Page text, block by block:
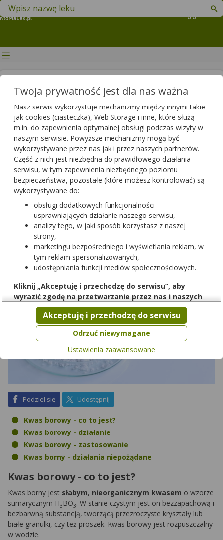
Koszyk
Znajdź lek w swojej okolicy
Kwas borowy (borny) - jakie ma
zastosowania?
Publikacja: 2022-11-04 14:18 Aktualizacja: 2025-06-03 14:20
Kwas borowy to słaby kwas nieorganiczny, który znalazł
zastosowanie w medycynie ze względu na swoje działanie
przeciwgrzybicze, odkażające i ściągające. Na jakie schorzenia
możemy stosować preparaty zawierające w swoim składzie
kwas borny? Czy są one całkowicie bezpieczne?
Autor
Podziel sięna FacebookUdostępnij
Artykuł rekomendowany przez:
magister farmacji Bartłomiej Łuczyński
Kwas borowy - co to jest?
Kwas borowy - działanie
Kwas borowy - zastosowanie
Kwas borny - działania niepożądane
Kwas borowy - co to jest?
Kwas borny jest słabym, nieorganicznym kwasem o wzorze
sumarycznym H3 BO3. W stanie czystym jest on bezzapachową i
bezbarwną substancją, tworzącą przezroczyste kryształy lub
białe granulki, czy też proszek. Kwas borowy jest rozpuszczalny
w wodzie.
Twoja prywatność jest dla nas ważna
Nasz serwis wykorzystuje mechanizmy między innymi takie
jak cookies (ciasteczka), Web Storage i inne, które służą
m.in. do zapewnienia optymalnej obsługi podczas wizyty w
naszym serwisie. Powyższe mechanizmy mogą być
wykorzystywane przez nas jak i przez naszych partnerów.
Część z nich jest niezbędna do prawidłowego działania
serwisu, w tym zapewnienia niezbędnego poziomu
bezpieczeństwa, pozostałe (które możesz kontrolować) są
wykorzystywane do:
obsługi dodatkowych funkcjonalności
usprawniających działanie naszego serwisu,
analizy tego, w jaki sposób korzystasz z naszej
strony,
marketingu bezpośredniego i wyświetlania reklam, w
tym reklam spersonalizowanych,
udostępniania funkcji mediów społecznościowych.
Kliknij „Akceptuję i przechodzę do serwisu”, aby
wyrazić zgodę na przetwarzanie przez nas i naszych
partnerów Twoich danych w powyższych celach.
Pamiętaj, że wyrażenie zgody jest dobrowolne, a wyrażoną
zgodę możesz w każdej chwili cofnąć, możesz też wycofać
zgodę na przetwarzanie Twoich danych tylko w niektórych
celach. Jeżeli chcesz dowiedzieć się więcej lub chcesz
przeprowadzić konfigurację szczegółową, to możesz tego
dokonać za pomocą „Ustawień zaawansowanych”.
zewnętrznych w naszym serwisie znajdziesz w
Serwisu.
Odrzuć niewymagane
Akceptuję i przechodzę do serwisu
Ustawienia zaawansowane